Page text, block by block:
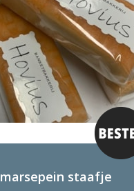
marsepein staafje